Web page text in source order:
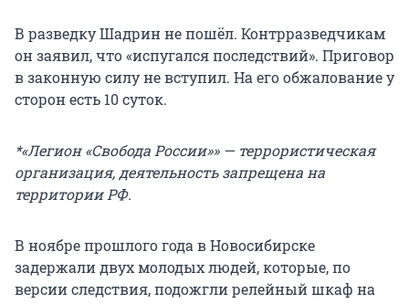
В разведку Шадрин не пошёл. Контрразведчикам
он заявил, что «испугался последствий». Приговор
в законную силу не вступил. На его обжалование у
сторон есть 10 суток.
*«Легион «Свобода России»» — террористическая
организация, деятельность запрещена на
территории РФ.
В ноябре прошлого года в Новосибирске
задержали двух молодых людей, которые, по
версии следствия, подожгли релейный шкаф на